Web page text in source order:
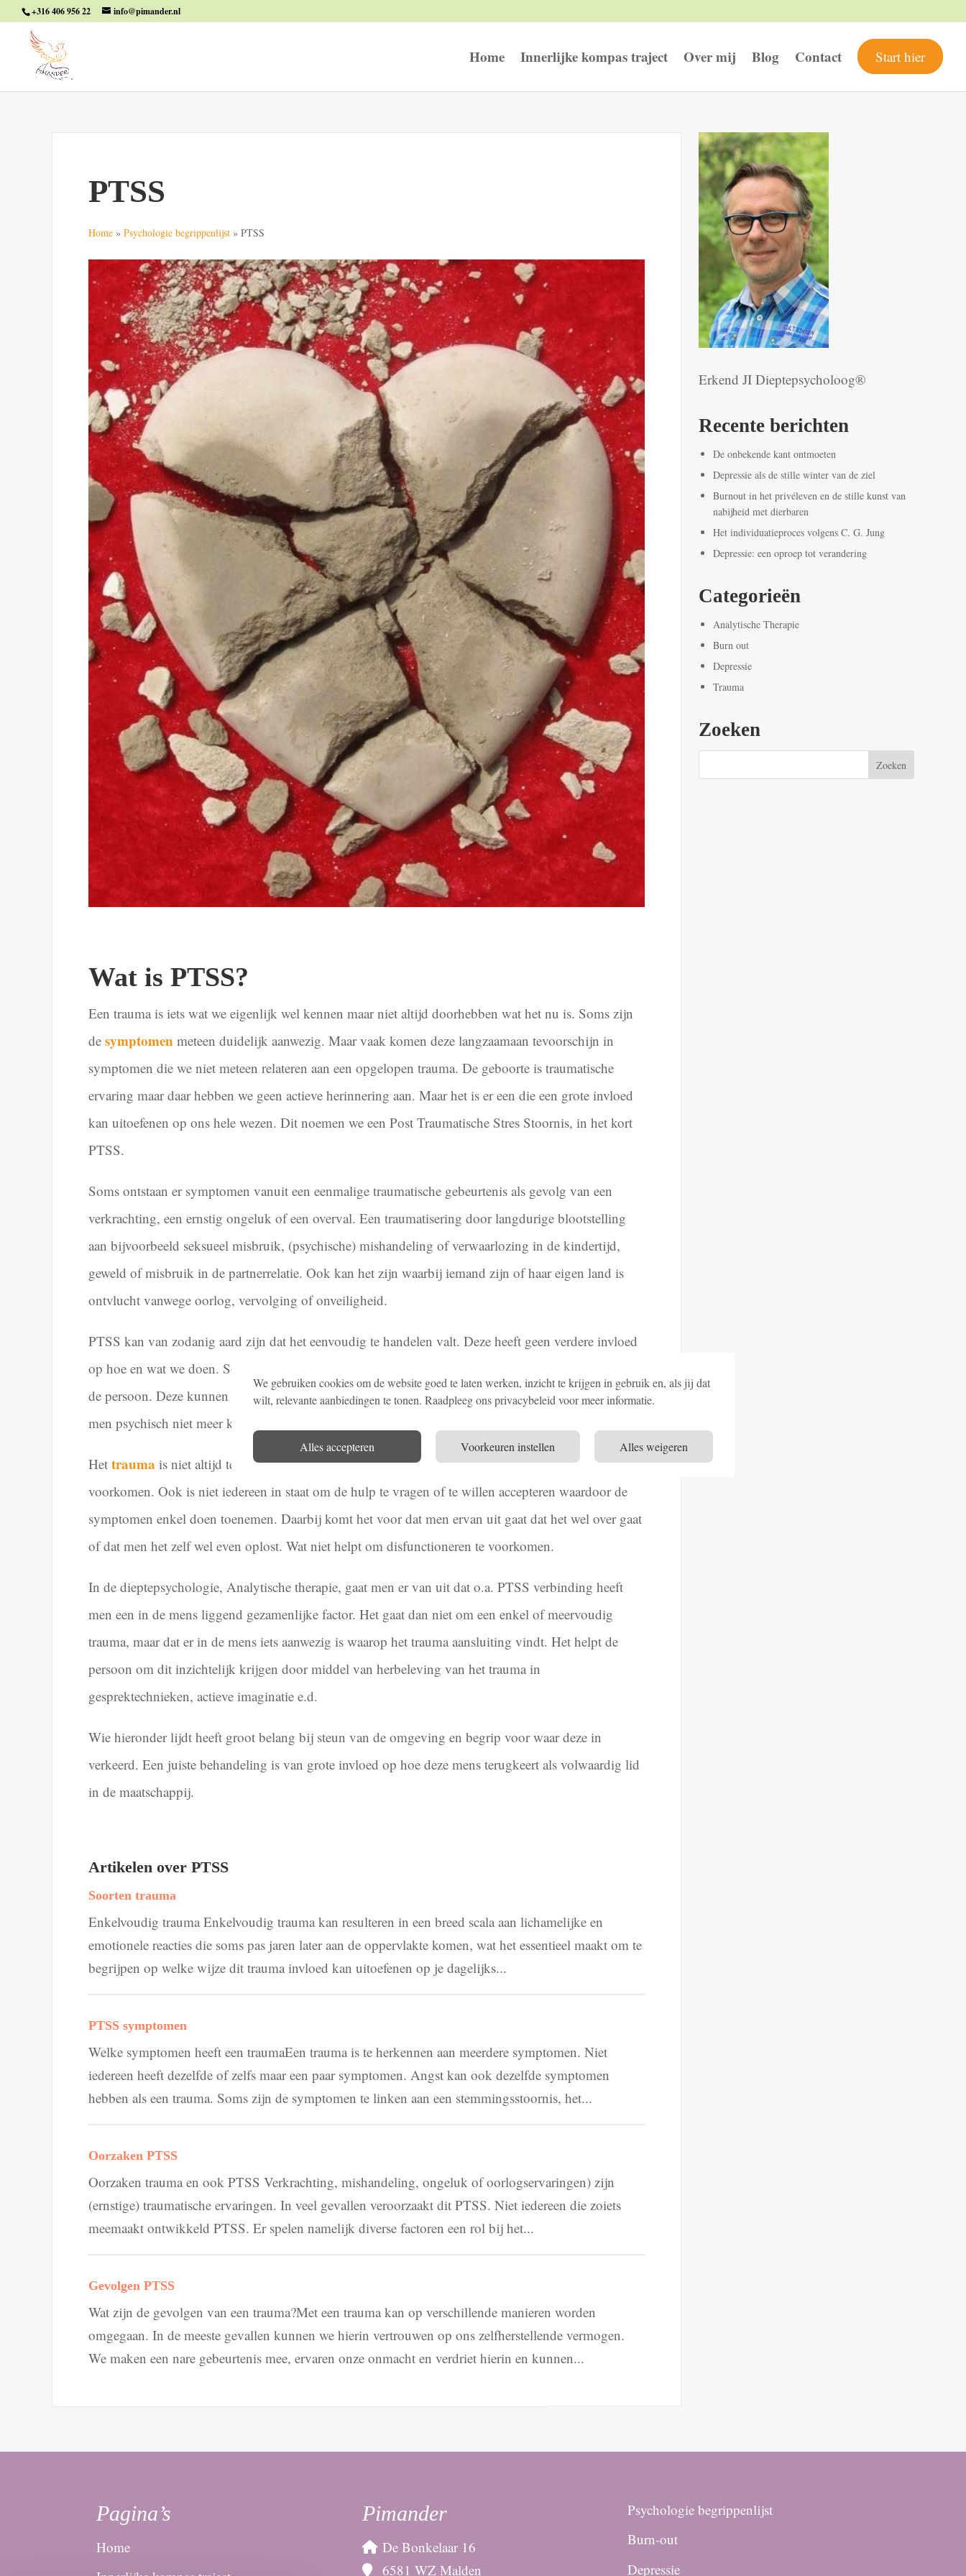
+316 406 956 22 info@pimander.nl
Home Innerlijke kompas traject Over mij Blog Contact Start hier
PTSS
Home » Psychologie begrippenlijst » PTSS
Wat is PTSS?
Een trauma is iets wat we eigenlijk wel kennen maar niet altijd doorhebben wat het nu is. Soms zijn
de symptomen meteen duidelijk aanwezig. Maar vaak komen deze langzaamaan tevoorschijn in
symptomen die we niet meteen relateren aan een opgelopen trauma. De geboorte is traumatische
ervaring maar daar hebben we geen actieve herinnering aan. Maar het is er een die een grote invloed
kan uitoefenen op ons hele wezen. Dit noemen we een Post Traumatische Stres Stoornis, in het kort
PTSS.
Soms ontstaan er symptomen vanuit een eenmalige traumatische gebeurtenis als gevolg van een
verkrachting, een ernstig ongeluk of een overval. Een traumatisering door langdurige blootstelling
aan bijvoorbeeld seksueel misbruik, (psychische) mishandeling of verwaarlozing in de kindertijd,
geweld of misbruik in de partnerrelatie. Ook kan het zijn waarbij iemand zijn of haar eigen land is
ontvlucht vanwege oorlog, vervolging of onveiligheid.
PTSS kan van zodanig aard zijn dat het eenvoudig te handelen valt. Deze heeft geen verdere invloed
op hoe en wat we doen. Soms heeft deze destructieve gevolgen voor het welzijn en welbevinden van
de persoon. Deze kunnen van zodanige aard zijn dat er ernstige lichamelijke problemen ontstaan en
men psychisch niet meer kan functioneren.
Het trauma is niet altijd te herkennen en hierdoor kan soms hulp wat laat komen om erger te
voorkomen. Ook is niet iedereen in staat om de hulp te vragen of te willen accepteren waardoor de
symptomen enkel doen toenemen. Daarbij komt het voor dat men ervan uit gaat dat het wel over gaat
of dat men het zelf wel even oplost. Wat niet helpt om disfunctioneren te voorkomen.
In de dieptepsychologie, Analytische therapie, gaat men er van uit dat o.a. PTSS verbinding heeft
men een in de mens liggend gezamenlijke factor. Het gaat dan niet om een enkel of meervoudig
trauma, maar dat er in de mens iets aanwezig is waarop het trauma aansluiting vindt. Het helpt de
persoon om dit inzichtelijk krijgen door middel van herbeleving van het trauma in
gesprektechnieken, actieve imaginatie e.d.
Wie hieronder lijdt heeft groot belang bij steun van de omgeving en begrip voor waar deze in
verkeerd. Een juiste behandeling is van grote invloed op hoe deze mens terugkeert als volwaardig lid
in de maatschappij.
Artikelen over PTSS
Soorten trauma
Enkelvoudig trauma Enkelvoudig trauma kan resulteren in een breed scala aan lichamelijke en
emotionele reacties die soms pas jaren later aan de oppervlakte komen, wat het essentieel maakt om te
begrijpen op welke wijze dit trauma invloed kan uitoefenen op je dagelijks...
PTSS symptomen
Welke symptomen heeft een traumaEen trauma is te herkennen aan meerdere symptomen. Niet
iedereen heeft dezelfde of zelfs maar een paar symptomen. Angst kan ook dezelfde symptomen
hebben als een trauma. Soms zijn de symptomen te linken aan een stemmingsstoornis, het...
Oorzaken PTSS
Oorzaken trauma en ook PTSS Verkrachting, mishandeling, ongeluk of oorlogservaringen) zijn
(ernstige) traumatische ervaringen. In veel gevallen veroorzaakt dit PTSS. Niet iedereen die zoiets
meemaakt ontwikkeld PTSS. Er spelen namelijk diverse factoren een rol bij het...
Gevolgen PTSS
Wat zijn de gevolgen van een trauma?Met een trauma kan op verschillende manieren worden
omgegaan. In de meeste gevallen kunnen we hierin vertrouwen op ons zelfherstellende vermogen.
We maken een nare gebeurtenis mee, ervaren onze onmacht en verdriet hierin en kunnen...
Erkend JI Dieptepsycholoog®
Recente berichten
De onbekende kant ontmoeten
Depressie als de stille winter van de ziel
Burnout in het privéleven en de stille kunst van
nabijheid met dierbaren
Het individuatieproces volgens C. G. Jung
Depressie: een oproep tot verandering
Categorieën
Analytische Therapie
Burn out
Depressie
Trauma
Zoeken
Pagina’s
Home
Pimander
De Bonkelaar 16
6581 WZ Malden
Psychologie begrippenlijst
Burn-out
Depressie
We gebruiken cookies om de website goed te laten werken, inzicht te krijgen in gebruik en, als jij dat
wilt, relevante aanbiedingen te tonen. Raadpleeg ons privacybeleid voor meer informatie.
Alles accepteren Voorkeuren instellen Alles weigeren